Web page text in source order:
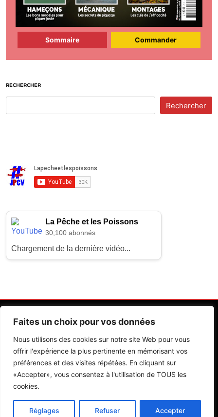
Faites un choix pour vos données
Nous utilisons des cookies sur notre site Web pour vous
offrir l'expérience la plus pertinente en mémorisant vos
préférences et des visites répétées. En cliquant sur
«Accepter», vous consentez à l'utilisation de TOUS les
cookies.
Réglages Refuser Accepter
Sommaire Commander
RECHERCHER
Rechercher
La Pêche et les Poissons
30,100 abonnés
Chargement de la dernière vidéo...
Contactez Nos Rédactions Mentions Légales